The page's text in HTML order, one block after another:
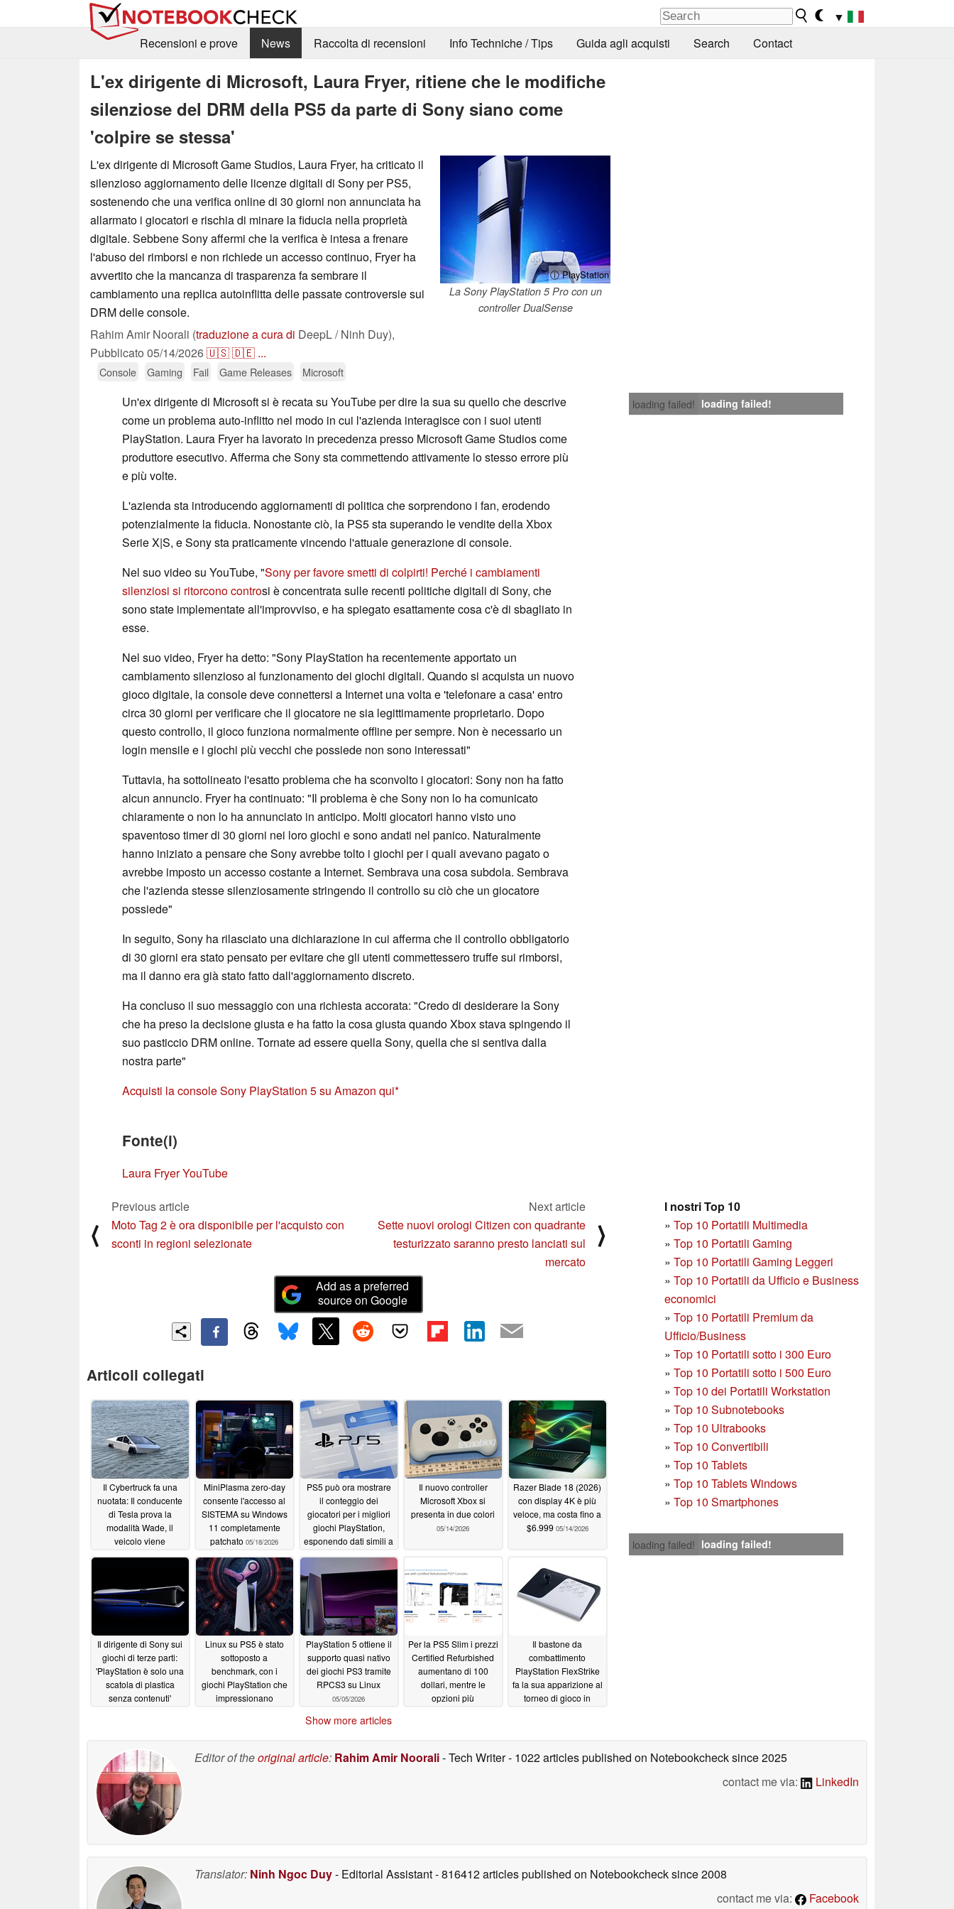
▼
Recensioni e prove
News Raccolta di recensioni Info Techniche / Tips Guida agli acquisti Search Contact
L'ex dirigente di Microsoft, Laura Fryer, ritiene che le modifiche
silenziose del DRM della PS5 da parte di Sony siano come
'colpire se stessa'
ⓘ PlayStation
La Sony PlayStation 5 Pro con un
controller DualSense
L'ex dirigente di Microsoft Game Studios, Laura Fryer, ha criticato il
silenzioso aggiornamento delle licenze digitali di Sony per PS5,
sostenendo che una verifica online di 30 giorni non annunciata ha
allarmato i giocatori e rischia di minare la fiducia nella proprietà
digitale. Sebbene Sony affermi che la verifica è intesa a frenare
l'abuso dei rimborsi e non richiede un accesso continuo, Fryer ha
avvertito che la mancanza di trasparenza fa sembrare il
cambiamento una replica autoinflitta delle passate controversie sui
DRM delle console.
Rahim Amir Noorali (traduzione a cura di DeepL / Ninh Duy),
Pubblicato 05/14/2026🇺🇸🇩🇪 ...
Console Gaming Fail Game Releases Microsoft
loading failed! loading failed!
Un'ex dirigente di Microsoft si è recata su YouTube per dire la sua su quello che descrive
come un problema auto-inflitto nel modo in cui l'azienda interagisce con i suoi utenti
PlayStation. Laura Fryer ha lavorato in precedenza presso Microsoft Game Studios come
produttore esecutivo. Afferma che Sony sta commettendo attivamente lo stesso errore più
e più volte.
L'azienda sta introducendo aggiornamenti di politica che sorprendono i fan, erodendo
potenzialmente la fiducia. Nonostante ciò, la PS5 sta superando le vendite della Xbox
Serie X|S, e Sony sta praticamente vincendo l'attuale generazione di console.
Nel suo video su YouTube, "Sony per favore smetti di colpirti! Perché i cambiamenti
silenziosi si ritorcono controsi è concentrata sulle recenti politiche digitali di Sony, che
sono state implementate all'improvviso, e ha spiegato esattamente cosa c'è di sbagliato in
esse.
Nel suo video, Fryer ha detto: "Sony PlayStation ha recentemente apportato un
cambiamento silenzioso al funzionamento dei giochi digitali. Quando si acquista un nuovo
gioco digitale, la console deve connettersi a Internet una volta e 'telefonare a casa' entro
circa 30 giorni per verificare che il giocatore ne sia legittimamente proprietario. Dopo
questo controllo, il gioco funziona normalmente offline per sempre. Non è necessario un
login mensile e i giochi più vecchi che possiede non sono interessati"
Tuttavia, ha sottolineato l'esatto problema che ha sconvolto i giocatori: Sony non ha fatto
alcun annuncio. Fryer ha continuato: "Il problema è che Sony non lo ha comunicato
chiaramente o non lo ha annunciato in anticipo. Molti giocatori hanno visto uno
spaventoso timer di 30 giorni nei loro giochi e sono andati nel panico. Naturalmente
hanno iniziato a pensare che Sony avrebbe tolto i giochi per i quali avevano pagato o
avrebbe imposto un accesso costante a Internet. Sembrava una cosa subdola. Sembrava
che l'azienda stesse silenziosamente stringendo il controllo su ciò che un giocatore
possiede"
In seguito, Sony ha rilasciato una dichiarazione in cui afferma che il controllo obbligatorio
di 30 giorni era stato pensato per evitare che gli utenti commettessero truffe sui rimborsi,
ma il danno era già stato fatto dall'aggiornamento discreto.
Ha concluso il suo messaggio con una richiesta accorata: "Credo di desiderare la Sony
che ha preso la decisione giusta e ha fatto la cosa giusta quando Xbox stava spingendo il
suo pasticcio DRM online. Tornate ad essere quella Sony, quella che si sentiva dalla
nostra parte"
Acquisti la console Sony PlayStation 5 su Amazon qui
Fonte(i)
Laura Fryer YouTube
I nostri Top 10
» Top 10 Portatili Multimedia
» Top 10 Portatili Gaming
» Top 10 Portatili Gaming Leggeri
» Top 10 Portatili da Ufficio e Business
economici
» Top 10 Portatili Premium da
Ufficio/Business
» Top 10 Portatili sotto i 300 Euro
» Top 10 Portatili sotto i 500 Euro
» Top 10 dei Portatili Workstation
» Top 10 Subnotebooks
» Top 10 Ultrabooks
» Top 10 Convertibili
» Top 10 Tablets
» Top 10 Tablets Windows
» Top 10 Smartphones
loading failed! loading failed!
⟨
Previous article
Moto Tag 2 è ora disponibile per l'acquisto con
sconti in regioni selezionate
Next article
Sette nuovi orologi Citizen con quadrante
testurizzato saranno presto lanciati sul
mercato
⟩
Add as a preferred
source on Google
Articoli collegati
Il Cybertruck fa una
nuotata: Il conducente
di Tesla prova la
modalità Wade, il
veicolo viene
MiniPlasma zero-day
consente l'accesso al
SISTEMA su Windows
11 completamente
patchato 05/18/2026
PS5 può ora mostrare
il conteggio dei
giocatori per i migliori
giochi PlayStation,
esponendo dati simili a
05/16/2026
Il nuovo controller
Microsoft Xbox si
presenta in due colori
05/14/2026
Razer Blade 18 (2026)
con display 4K è più
veloce, ma costa fino a
$6.999 05/14/2026
Il dirigente di Sony sui
giochi di terze parti:
'PlayStation è solo una
scatola di plastica
senza contenuti'
Linux su PS5 è stato
sottoposto a
benchmark, con i
giochi PlayStation che
impressionano
PlayStation 5 ottiene il
supporto quasi nativo
dei giochi PS3 tramite
RPCS3 su Linux
05/05/2026
Per la PS5 Slim i prezzi
Certified Refurbished
aumentano di 100
dollari, mentre le
opzioni più
Il bastone da
combattimento
PlayStation FlexStrike
fa la sua apparizione al
torneo di gioco in
Show more articles
Editor of theoriginal article: Rahim Amir Noorali- Tech Writer- 1022 articles published on Notebookchecksince 2025
contact me via:
LinkedIn
Translator: Ninh Ngoc Duy- Editorial Assistant- 816412 articles published on Notebookchecksince 2008
contact me via:
Facebook